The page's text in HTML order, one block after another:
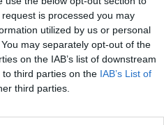
is processed you may
utilized by us or personal
may separately opt-out of the
on the IAB’s list of downstream
third parties on the IAB’s List of
third parties.
Η εταιρεία ΘΑΛΑΣΣΙΟΣ ΚΟΣΜΟΣ Α.Ε.Β.Ε. επιθυμεί να προσλάβει Αποθηκάριο